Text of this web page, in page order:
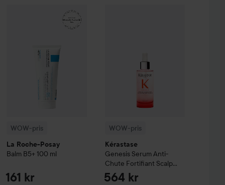
& Eyebrow Tint 3 Natural Brown
WOW-pris
La Roche-Posay
Balm B5+ 100 ml
161 kr
La Roche-Posay
WOW-pris
Kérastase
Genesis Serum Anti-
Chute Fortifiant Scalp
Serum 90 ml
564 kr